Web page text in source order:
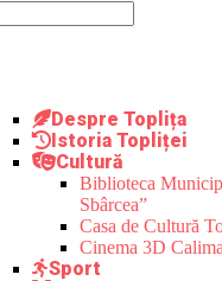
Despre Toplița
Istoria Topliței
Cultură
Biblioteca
Sbârcea”
Casa de Cultură
Cinema 3D
Sport